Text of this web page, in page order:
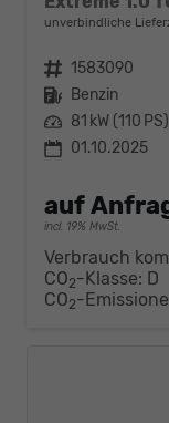
unverbindliche
Fahrzeugnr. 1583090
Kraftstoff Benzin
Leistung 81 kW (110 PS)
01.10.2025
auf
incl. 19% MwSt.
Verbrauch
CO2-Klasse: D
CO2-